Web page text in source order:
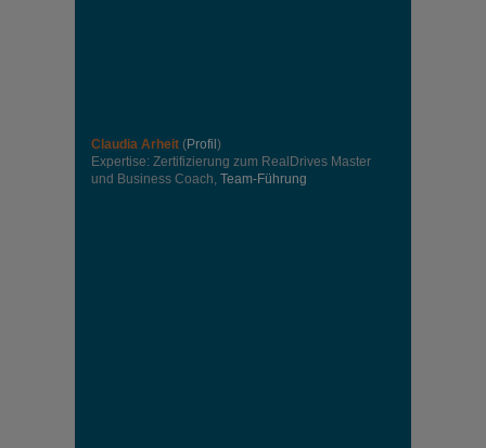
Claudia Arheit (Profil )
Expertise: Zertifizierung zum RealDrives Master
und Business Coach, Team-Führung